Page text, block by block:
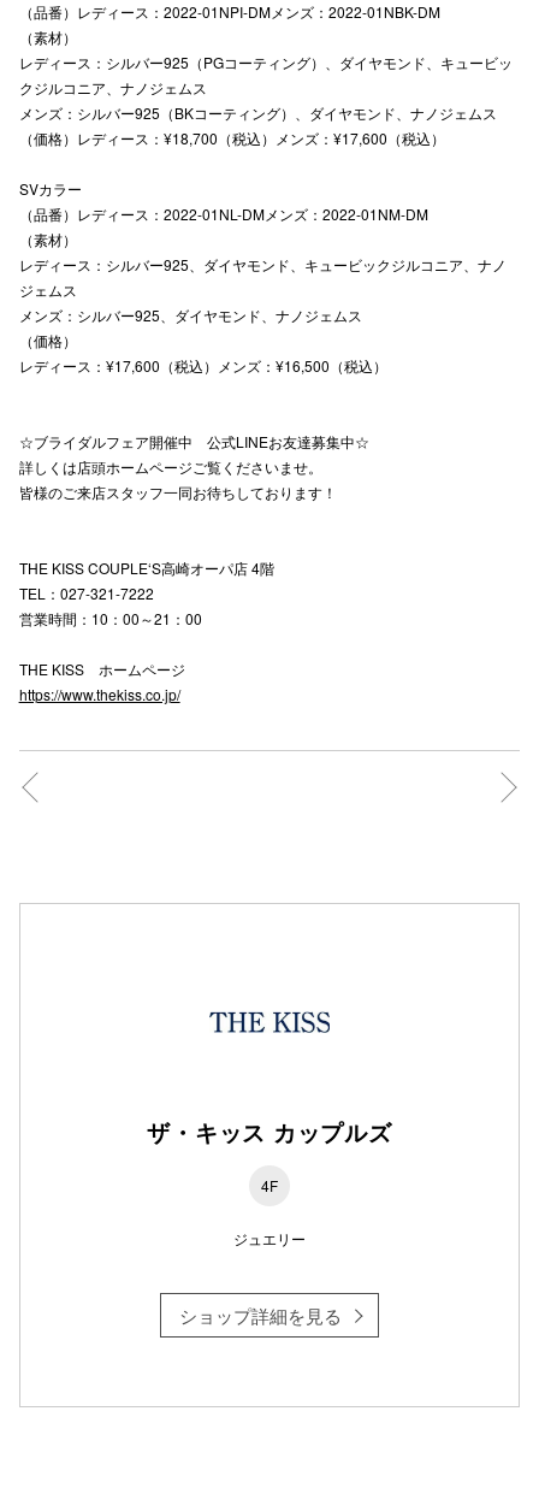
（品番）レディース：2022-01NPI-DMメンズ：2022-01NBK-DM
（素材）
レディース：シルバー925（PGコーティング）、ダイヤモンド、キュービッ
クジルコニア、ナノジェムス
メンズ：シルバー925（BKコーティング）、ダイヤモンド、ナノジェムス
（価格）レディース：¥18,700（税込）メンズ：¥17,600（税込）
SVカラー
（品番）レディース：2022-01NL-DMメンズ：2022-01NM-DM
（素材）
レディース：シルバー925、ダイヤモンド、キュービックジルコニア、ナノ
ジェムス
メンズ：シルバー925、ダイヤモンド、ナノジェムス
（価格）
レディース：¥17,600（税込）メンズ：¥16,500（税込）
☆ブライダルフェア開催中 公式LINEお友達募集中☆
詳しくは店頭ホームページご覧くださいませ。
皆様のご来店スタッフ一同お待ちしております！
THE KISS COUPLE‘S高崎オーパ店 4階
TEL：027-321-7222
営業時間：10：00～21：00
THE KISS ホームページ
https://www.thekiss.co.jp/
ザ・キッス カップルズ
4F
ジュエリー
ショップ詳細を見る
キャナルシ